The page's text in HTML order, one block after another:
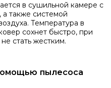
в сушильной камере с
также системой
Температура в
сохнет быстро, при
стать жестким.
пылесоса